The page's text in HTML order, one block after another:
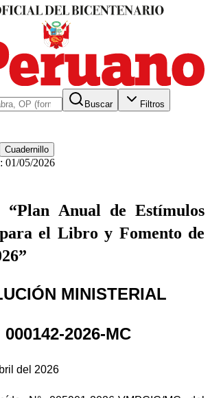
Buscar Filtros
Cuadernillo
01/05/2026
“Plan Anual de Estímulos
el Libro y Fomento de
MINISTERIAL
000142-2026-MC
del 2026